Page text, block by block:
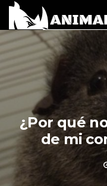
¿Por qué
de mi